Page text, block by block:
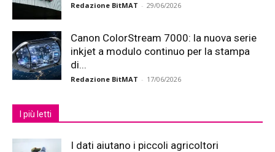
Redazione BitMAT - 29/06/2026
Canon ColorStream 7000: la nuova serie
inkjet a modulo continuo per la stampa
di...
Redazione BitMAT - 17/06/2026
I più letti
I dati aiutano i piccoli agricoltori